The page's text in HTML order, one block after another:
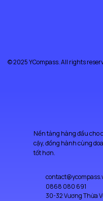
© 2025 YCompass. All rights
Nền tảng hàng đầu cho
cậy, đồng hành cùng
tốt hơn.
0868 080 691
30-32 Vương Thừa